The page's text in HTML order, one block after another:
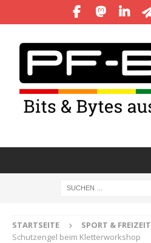
STARTSEITE SPORT & FREIZEIT
Schutzengel beim Kletterworkshop